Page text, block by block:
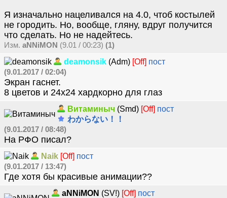
Я изначально нацеливался на 4.0, чтоб костылей
не городить. Но, вообще, гляну, вдруг получится
что сделать. Но не надейтесь.
Изм. aNNiMON (9.01 / 00:23) (1)
deamonsik (Adm) [Off] пост
(9.01.2017 / 02:04)
Экран гаснет.
8 цветов и 24х24 хардкорно для глаз
Витаминыч (Smd) [Off] пост
わからない！！
(9.01.2017 / 08:48)
На РФО писал?
Naik [Off] пост
(9.01.2017 / 13:47)
Где хотя бы красивые анимации??
aNNiMON (SV!) [Off] пост